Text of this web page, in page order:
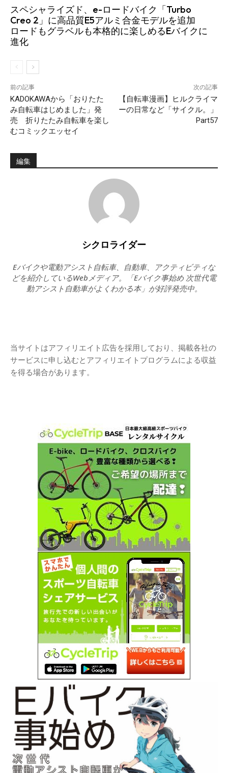
スペシャライズド、e-ロードバイク「Turbo
Creo 2」に高品質E5アルミ合金モデルを追加
ロードもグラベルも本格的に楽しめるEバイクに
進化
前の記事
KADOKAWAから「おりたた
み自転車はじめました」発
売 折りたたみ自転車を楽し
むコミックエッセイ
次の記事
【自転車漫画】ヒルクライマ
ーの日常など「サイクル。」
Part57
編集
シクロライダー
Eバイクや電動アシスト自転車、自動車、アクティビティな
どを紹介しているWebメディア。「Eバイク事始め 次世代電
動アシスト自動車がよくわかる本」が好評発売中。
当サイトはアフィリエイト広告を採用しており、掲載各社の
サービスに申し込むとアフィリエイトプログラムによる収益
を得る場合があります。